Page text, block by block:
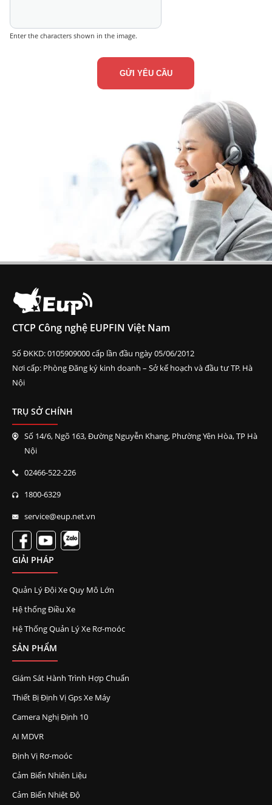
Enter the characters shown in the image.
CTCP Công nghệ EUPFIN Việt Nam
Số ĐKKD: 0105909000 cấp lần đầu ngày 05/06/2012
Nơi cấp: Phòng Đăng ký kinh doanh – Sở kế hoạch và đầu tư TP. Hà
Nội
TRỤ SỞ CHÍNH
Số 14/6, Ngõ 163, Đường Nguyễn Khang, Phường Yên Hòa, TP Hà
Nội
02466-522-226
1800-6329
service@eup.net.vn
GIẢI PHÁP
Quản Lý Đội Xe Quy Mô Lớn
Hệ thống Điều Xe
Hệ Thống Quản Lý Xe Rơ-moóc
SẢN PHẨM
Giám Sát Hành Trình Hợp Chuẩn
Thiết Bị Định Vị Gps Xe Máy
Camera Nghị Định 10
AI MDVR
Định Vị Rơ-moóc
Cảm Biến Nhiên Liệu
Cảm Biến Nhiệt Độ